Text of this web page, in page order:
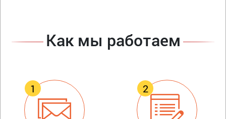
Как мы работаем